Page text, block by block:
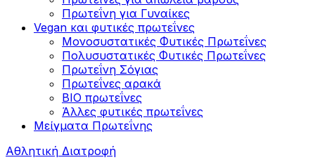
Πρωτεΐνη για Γυναίκες
Vegan και φυτικές πρωτεΐνες
Μονοσυστατικές Φυτικές Πρωτεΐνες
Πολυσυστατικές Φυτικές Πρωτεΐνες
Πρωτεΐνη Σόγιας
Πρωτεΐνες αρακά
ΒIO πρωτεΐνες
Άλλες φυτικές πρωτεΐνες
Μείγματα Πρωτεΐνης
Αθλητική Διατροφή